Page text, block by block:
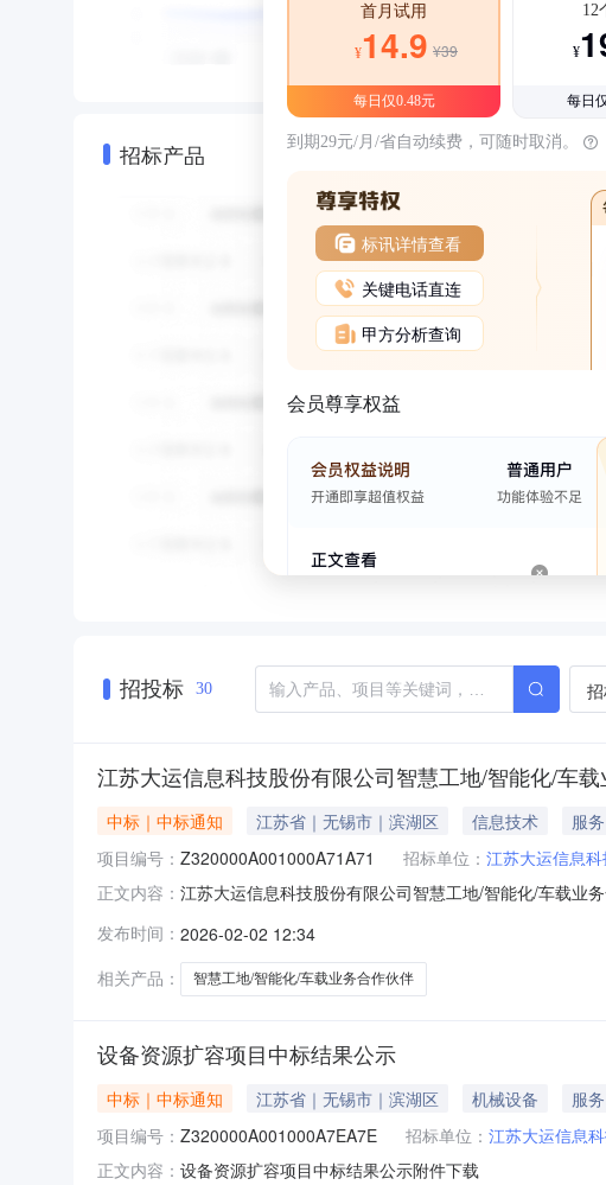
招标产品
首月试用
¥14.9 ¥39
每日仅0.48元
12
¥
每日
到期29元/月/省自动续费，可随时取消。
标讯详情查看
关键电话直连
甲方分析查询
会员尊享权益
招投标 30
江苏大运信息科技股份有限公司智慧工地/智能化/车
中标｜中标通知 江苏省｜无锡市｜滨湖区 信息技术
服务
项目编号： Z320000A001000A71A71 招标单位： 江苏大运信息
正文内容： 江苏大运信息科技股份有限公司智慧工地/智能化/车载业
发布时间： 2026-02-02 12:34
相关产品：
智慧工地/智能化/车载业务合作伙伴
设备资源扩容项目中标结果公示
中标｜中标通知 江苏省｜无锡市｜滨湖区 机械设备 服务
项目编号： Z320000A001000A7EA7E 招标单位： 江苏大运信息
正文内容： 设备资源扩容项目中标结果公示附件下载